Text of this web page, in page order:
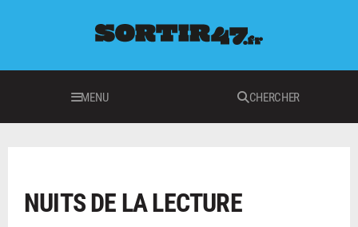
MENU CHERCHER
NUITS DE LA LECTURE